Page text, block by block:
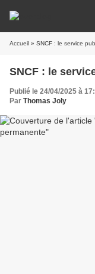
Accueil » SNCF : le service
SNCF : le
Publié le 24/04/2025 à
Par Thomas Joly